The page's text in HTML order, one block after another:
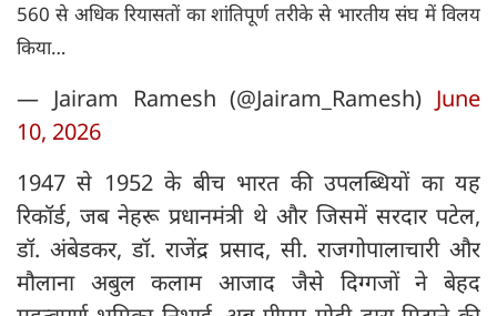
560 से अधिक रियासतों का शांतिपूर्ण तरीके से भारतीय संघ में विलय
किया…
— Jairam Ramesh (@Jairam_Ramesh) June
10, 2026
1947 से 1952 के बीच भारत की उपलब्धियों का यह
रिकॉर्ड, जब नेहरू प्रधानमंत्री थे और जिसमें सरदार पटेल,
डॉ. अंबेडकर, डॉ. राजेंद्र प्रसाद, सी. राजगोपालाचारी और
मौलाना अबुल कलाम आजाद जैसे दिग्गजों ने बेहद